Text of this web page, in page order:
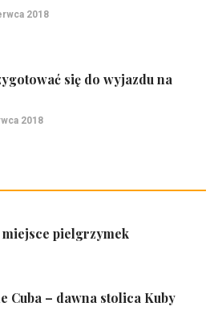
2018
się do wyjazdu na
2018
miejsce pielgrzymek
Cuba – dawna stolica Kuby